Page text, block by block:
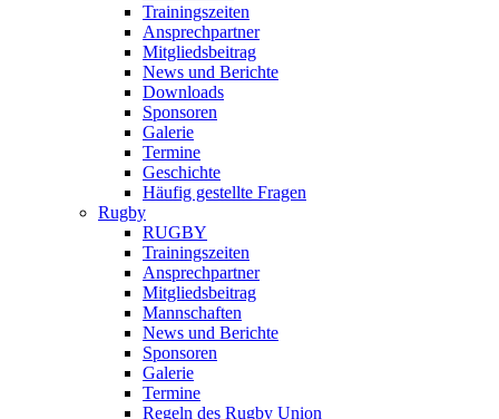
Trainingszeiten
Ansprechpartner
Mitgliedsbeitrag
News und Berichte
Downloads
Sponsoren
Galerie
Termine
Geschichte
Häufig gestellte Fragen
Rugby
RUGBY
Trainingszeiten
Ansprechpartner
Mitgliedsbeitrag
Mannschaften
News und Berichte
Sponsoren
Galerie
Termine
Regeln des Rugby Union